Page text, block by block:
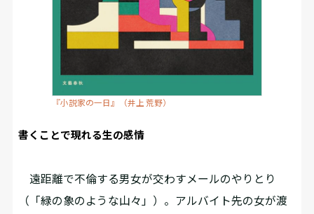
『小説家の一日』（井上 荒野）
書くことで現れる生の感情
遠距離で不倫する男女が交わすメールのやりとり
（「緑の象のような山々」）。アルバイト先の女が渡